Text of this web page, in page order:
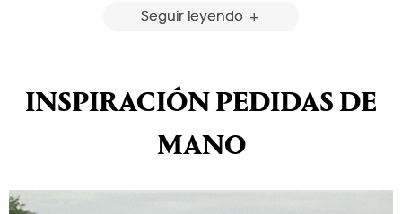
Seguir leyendo
INSPIRACIÓN PEDIDAS DE
MANO